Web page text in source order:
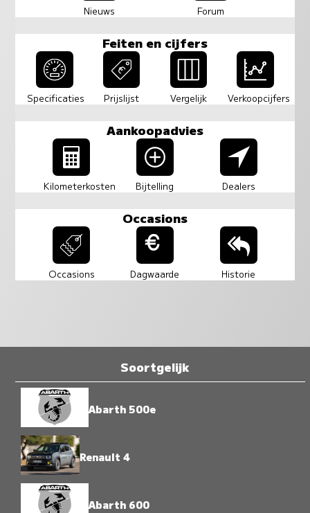
Nieuws Forum
Feiten en cijfers
Specificaties Prijslijst Vergelijk Verkoopcijfers
Aankoopadvies
Kilometerkosten Bijtelling Dealers
Occasions
Occasions Dagwaarde Historie
Soortgelijk
Abarth 500e
Renault 4
Abarth 600